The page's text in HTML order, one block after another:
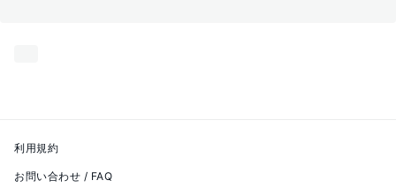
利用規約
お問い合わせ / FAQ